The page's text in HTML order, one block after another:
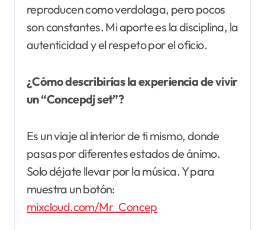
reproducen como verdolaga, pero pocos
son constantes. Mi aporte es la disciplina, la
autenticidad y el respeto por el oficio.
¿Cómo describirías la experiencia de vivir
un “Concepdj set”?
Es un viaje al interior de ti mismo, donde
pasas por diferentes estados de ánimo.
Solo déjate llevar por la música. Y para
muestra un botón:
mixcloud.com/Mr_Concep